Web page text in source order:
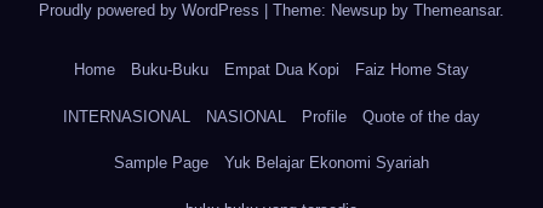
Proudly powered by WordPress Theme: Newsup by Themeansar.
Home Buku-Buku Empat Dua Kopi Faiz Home Stay
INTERNASIONAL NASIONAL Profile Quote of the day
Sample Page Yuk Belajar Ekonomi Syariah